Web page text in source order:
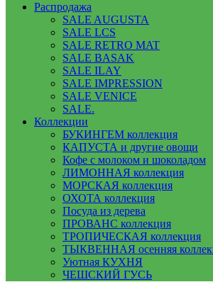
Распродажа
SALE AUGUSTA
SALE LCS
SALE RETRO MAT
SALE BASAK
SALE ILAY
SALE IMPRESSION
SALE VENICE
SALE.
Коллекции
БУКИНГЕМ коллекция
КАПУСТА и другие овощи
Кофе с молоком и шоколадом
ЛИМОННАЯ коллекция
МОРСКАЯ коллекция
ОХОТА коллекция
Посуда из дерева
ПРОВАНС коллекция
ТРОПИЧЕСКАЯ коллекция
ТЫКВЕННАЯ осенняя
Уютная КУХНЯ
ЧЕШСКИЙ ГУСЬ